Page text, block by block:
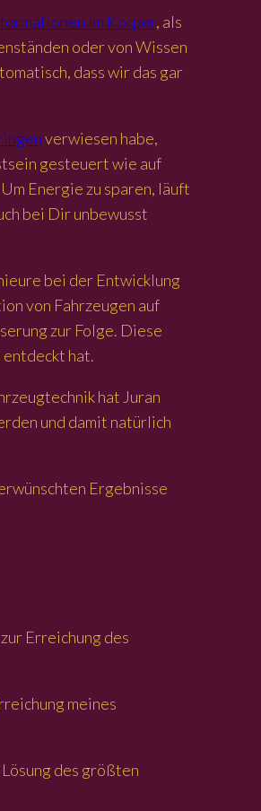
im Körper, als
oder von Wissen
dass wir das gar
verwiesen habe,
gesteuert wie auf
Energie zu sparen, läuft
bei Dir unbewusst
bei der Entwicklung
von Fahrzeugen auf
zur Folge. Diese
hat.
hat Juran
und damit natürlich
Ergebnisse
Erreichung des
meines
des größten